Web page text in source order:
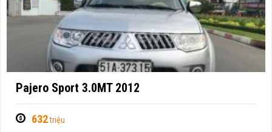
Pajero Sport 3.0MT 2012
632triệu